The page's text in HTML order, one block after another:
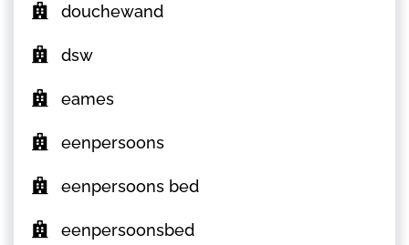
douchewand
dsw
eames
eenpersoons
eenpersoons bed
eenpersoonsbed